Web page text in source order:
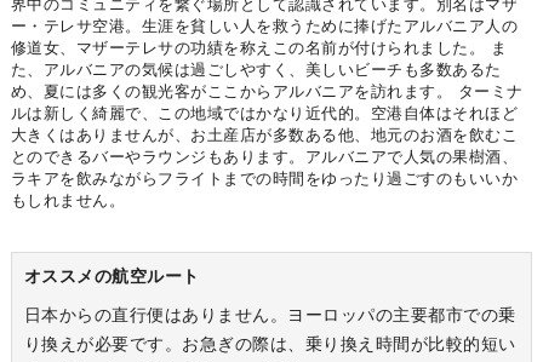
界中のコミュニティを繋ぐ場所として認識されています。別名はマザ
ー・テレサ空港。生涯を貧しい人を救うために捧げたアルバニア人の
修道女、マザーテレサの功績を称えこの名前が付けられました。 ま
た、アルバニアの気候は過ごしやすく、美しいビーチも多数あるた
め、夏には多くの観光客がここからアルバニアを訪れます。 ターミナ
ルは新しく綺麗で、この地域ではかなり近代的。空港自体はそれほど
大きくはありませんが、お土産店が多数ある他、地元のお酒を飲むこ
とのできるバーやラウンジもあります。アルバニアで人気の果樹酒、
ラキアを飲みながらフライトまでの時間をゆったり過ごすのもいいか
もしれません。
オススメの航空ルート
日本からの直行便はありません。ヨーロッパの主要都市での乗
り換えが必要です。お急ぎの際は、乗り換え時間が比較的短い